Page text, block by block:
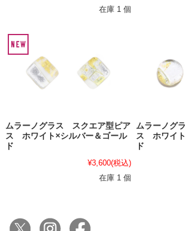
在庫 1 個
ムラーノグラス スクエア型ピア
ス ホワイト×シルバー＆ゴール
ド
¥3,600(税込)
在庫 1 個
ムラーノグ
ス ホワイト
ド